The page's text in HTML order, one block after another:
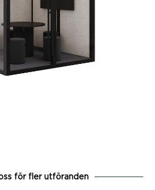
för fler utföranden